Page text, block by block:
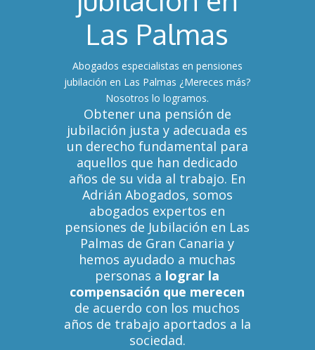
Las Palmas
Abogados especialistas en pensiones
jubilación en Las Palmas ¿Mereces más?
Nosotros lo logramos.
Obtener una pensión de
jubilación justa y adecuada es
un derecho fundamental para
aquellos que han dedicado
años de su vida al trabajo. En
Adrián Abogados, somos
abogados expertos en
pensiones de Jubilación en Las
Palmas de Gran Canaria y
hemos ayudado a muchas
personas a lograr la
compensación que merecen
de acuerdo con los muchos
años de trabajo aportados a la
sociedad.